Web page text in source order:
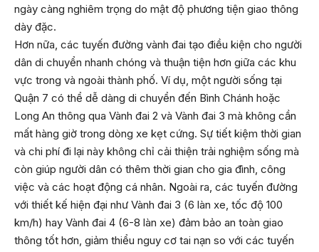
ngày càng nghiêm trọng do mật độ phương tiện giao thông
dày đặc.
Hơn nữa, các tuyến đường vành đai tạo điều kiện cho người
dân di chuyển nhanh chóng và thuận tiện hơn giữa các khu
vực trong và ngoài thành phố. Ví dụ, một người sống tại
Quận 7 có thể dễ dàng di chuyển đến Bình Chánh hoặc
Long An thông qua Vành đai 2 và Vành đai 3 mà không cần
mất hàng giờ trong dòng xe kẹt cứng. Sự tiết kiệm thời gian
và chi phí đi lại này không chỉ cải thiện trải nghiệm sống mà
còn giúp người dân có thêm thời gian cho gia đình, công
việc và các hoạt động cá nhân. Ngoài ra, các tuyến đường
với thiết kế hiện đại như Vành đai 3 (6 làn xe, tốc độ 100
km/h) hay Vành đai 4 (6-8 làn xe) đảm bảo an toàn giao
thông tốt hơn, giảm thiểu nguy cơ tai nạn so với các tuyến